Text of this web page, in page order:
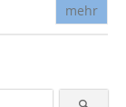
mehr